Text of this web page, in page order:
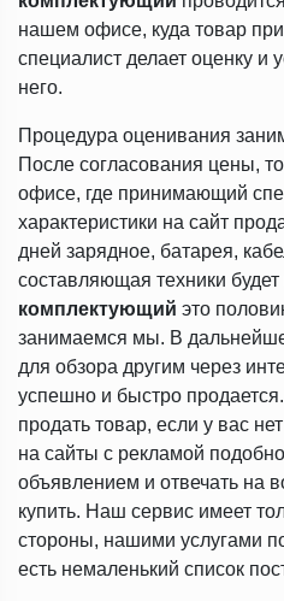
нашем офисе, куда товар
специалист делает оценку и
него.
Процедура оценивания
После согласования цены,
офисе, где принимающий
характеристики на сайт
дней зарядное, батарея,
составляющая техники
комплектующий это
занимаемся мы. В
для обзора другим через
успешно и быстро
продать товар, если у вас
на сайты с рекламой
объявлением и отвечать на
купить. Наш сервис имеет
стороны, нашими услугами
есть немаленький список